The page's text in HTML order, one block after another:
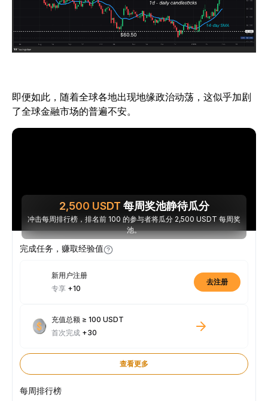
即便如此，随着全球各地出现地缘政治动荡，这似乎加剧
了全球金融市场的普遍不安。
2,500 USDT 每周奖池静待瓜分
冲击每周排行榜，排名前 100 的参与者将瓜分 2,500 USDT 每周奖
池。
完成任务，赚取经验值
新用户注册
专享 +10
去注册
充值总额 ≥ 100 USDT
首次完成 +30
查看更多
每周排行榜